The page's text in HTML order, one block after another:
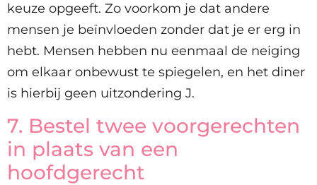
keuze opgeeft. Zo voorkom je dat andere
mensen je beïnvloeden zonder dat je er erg in
hebt. Mensen hebben nu eenmaal de neiging
om elkaar onbewust te spiegelen, en het diner
is hierbij geen uitzondering J.
7. Bestel twee voorgerechten
in plaats van een
hoofdgerecht